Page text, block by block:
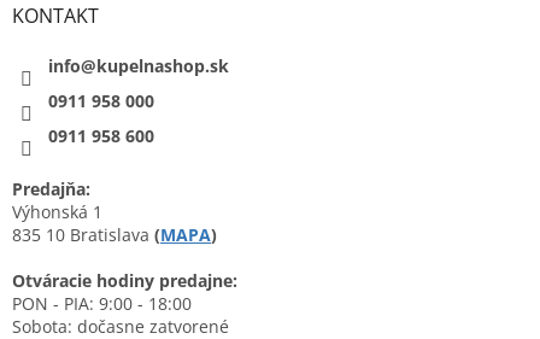
KONTAKT
info@kupelnashop.sk
0911 958 000
0911 958 600
Predajňa:
Výhonská 1
835 10 Bratislava (MAPA)
Otváracie hodiny predajne:
PON - PIA: 9:00 - 18:00
Sobota: dočasne zatvorené